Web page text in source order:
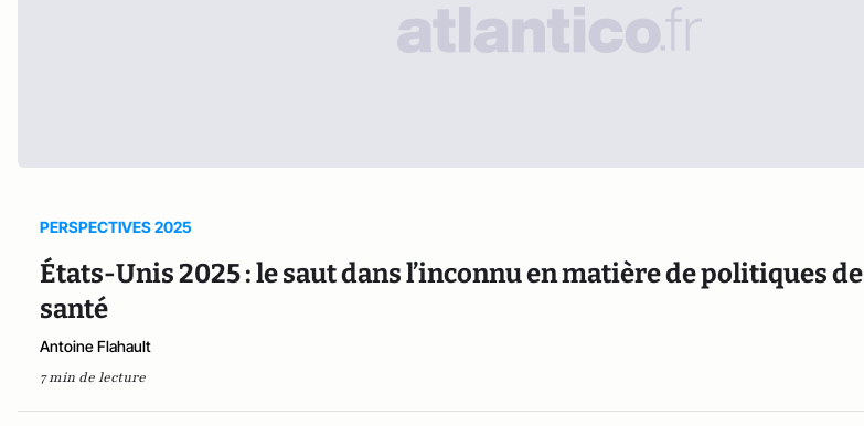
PERSPECTIVES 2025
États-Unis 2025 : le saut dans l’inconnu en matière de politiques de
santé
Antoine Flahault
7 min de lecture